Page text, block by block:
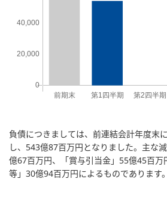
負債につきましては、前連結会計年度末
し、543億87百万円となりました。主な
億67百万円、「賞与引当金」55億45百万
等」30億94百万円によるものであります。